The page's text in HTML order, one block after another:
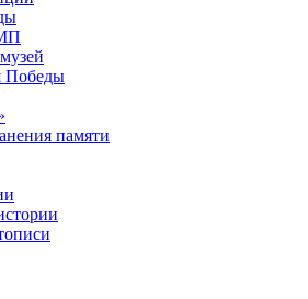
Победы
памяти